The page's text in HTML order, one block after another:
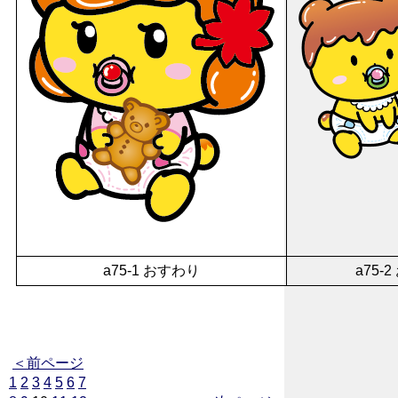
a75-1 おすわり a75-2
＜前ページ
1 2 3 4 5 6 7